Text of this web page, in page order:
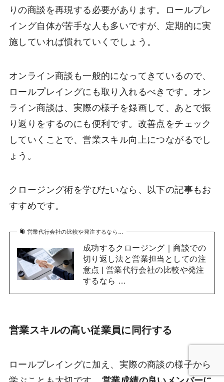
りの商談を再現する必要があります。ロールプレ
イング自体が苦手な人も多いですが、定期的に実
施していれば慣れていくでしょう。
オンライン商談も一般的になってきているので、
ロールプレイングにも取り入れるべきです。オン
ライン商談は、実際の様子を録画して、あとで振
り返りをするのにも便利です。改善点をチェック
していくことで、営業スキル向上につながるでし
ょう。
クロージング術を学びたいなら、以下の記事もお
すすめです。
営業代行会社の比較や発注するなら…
成功するクロージング｜商談での
切り返し法と営業担当としての注
意点 | 営業代行会社の比較や発注
するなら …
営業スキルの高い従業員に同行する
ロールプレイングに加え、実際の商談の様子から